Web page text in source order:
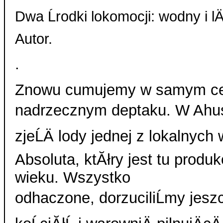
Dwa Ĺrodki lokomocji: wodny i
Autor.
.
Znowu cumujemy w samym
nadrzecznym deptaku. W
zjeĹÄ lody jednej z lokalnych
Absoluta, ktĂłry jest tu
wieku. Wszystko
odhaczone, dorzuciliĹmy